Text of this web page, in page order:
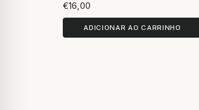
€16,00
ADICIONAR AO CARRINHO